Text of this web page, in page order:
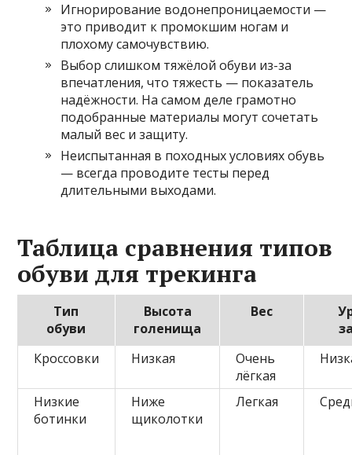
Игнорирование водонепроницаемости —
это приводит к промокшим ногам и
плохому самочувствию.
Выбор слишком тяжёлой обуви из-за
впечатления, что тяжесть — показатель
надёжности. На самом деле грамотно
подобранные материалы могут сочетать
малый вес и защиту.
Неиспытанная в походных условиях обувь
— всегда проводите тесты перед
длительными выходами.
Таблица сравнения типов
обуви для трекинга
Тип
обуви
Высота
голенища
Вес
Кроссовки
Низкая
Очень
лёгкая
Низкие
ботинки
Ниже
щиколотки
Легкая